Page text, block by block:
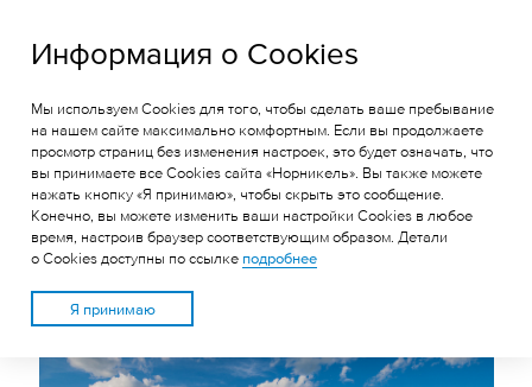
БЫСТРИНСКИЙ ГОК
ПОЛУЧИЛ РАЗРЕШЕНИЯ НА
ВВОД В ЭКСПЛУАТАЦИЮ
ПО ВСЕМ ОБЪЕКТАМ
Информация о Cookies
Мы используем Cookies для того, чтобы сделать ваше пребывание
на нашем сайте максимально комфортным. Если вы продолжаете
просмотр страниц без изменения настроек, это будет означать, что
вы принимаете все Cookies сайта «Норникель». Вы также можете
нажать кнопку «Я принимаю», чтобы скрыть это сообщение.
Конечно, вы можете изменить ваши настройки Cookies в любое
время, настроив браузер соответствующим образом. Детали
о Cookies доступны по ссылке подробнее
Я принимаю